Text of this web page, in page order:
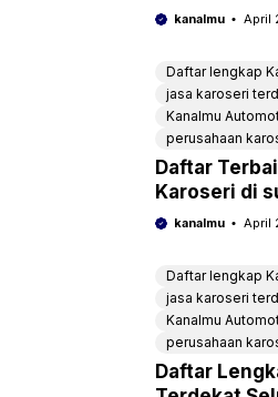
Sudah
kanalmu April
Daftar lengkap
jasa karoseri
Kanalmu
perusahaan
Daftar
Karoseri di
dan truck
kanalmu April
Daftar lengkap
jasa karoseri
Kanalmu
perusahaan
Daftar